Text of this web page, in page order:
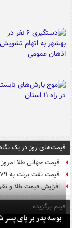
قیمت‌های روز در یک نگاه
قیمت جهانی طلا امروز ۱۵ مرداد
قیمت نفت برنت به ۷۹ دلار رسید
افزایش قیمت طلا و
فیلم برگزیده
بوسه‌ پدر بر پای